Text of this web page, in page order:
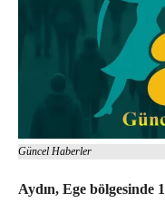
Güncel Haberler
Aydın, Ege bölgesinde